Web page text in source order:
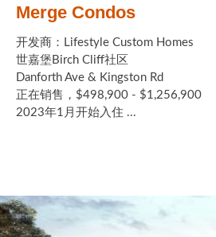
Merge Condos
开发商：Lifestyle Custom Homes
世嘉堡Birch Cliff社区
Danforth Ave & Kingston Rd
正在销售，$498,900 - $1,256,900
2023年1月开始入住 ...